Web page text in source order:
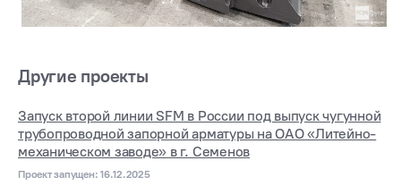
Другие проекты
Запуск второй линии SFM в России под выпуск чугунной
трубопроводной запорной арматуры на ОАО «Литейно-
механическом заводе» в г. Семенов
Проект запущен: 16.12.2025